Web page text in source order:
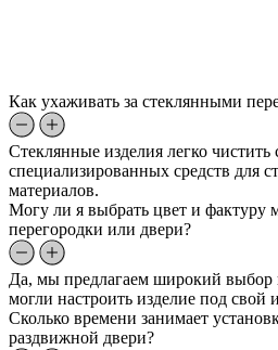
Как ухаживать за стеклянными
Стеклянные изделия легко
специализированных средств для
материалов.
Могу ли я выбрать цвет и фактуру
перегородки или двери?
Да, мы предлагаем широкий выбор
могли настроить изделие под свой
Сколько времени занимает
раздвижной двери?